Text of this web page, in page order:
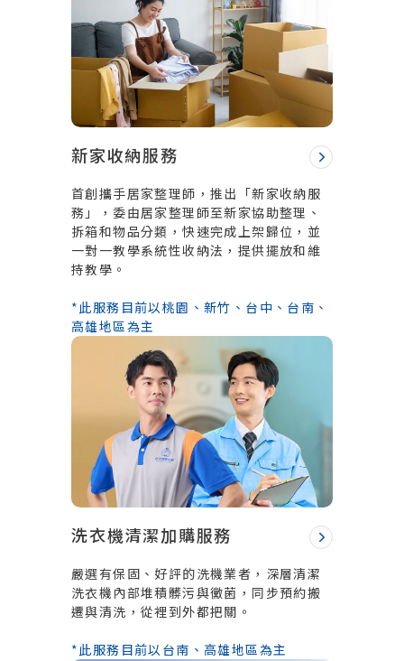
新家收納服務
首創攜手居家整理師，推出「新家收納服
務」，委由居家整理師至新家協助整理、
拆箱和物品分類，快速完成上架歸位，並
一對一教學系統性收納法，提供擺放和維
持教學。
*此服務目前以桃園、新竹、台中、台南、
高雄地區為主
洗衣機清潔加購服務
嚴選有保固、好評的洗機業者，深層清潔
洗衣機內部堆積髒污與黴菌，同步預約搬
遷與清洗，從裡到外都把關。
*此服務目前以台南、高雄地區為主